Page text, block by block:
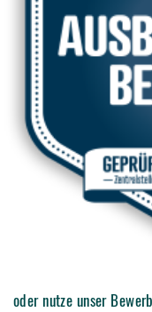
oder nutze unser